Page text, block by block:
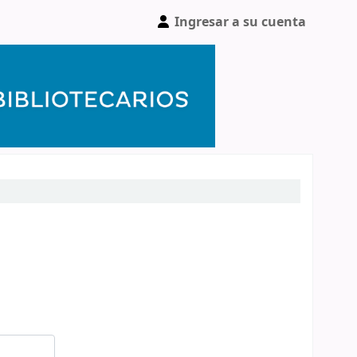
Ingresar a su cuenta